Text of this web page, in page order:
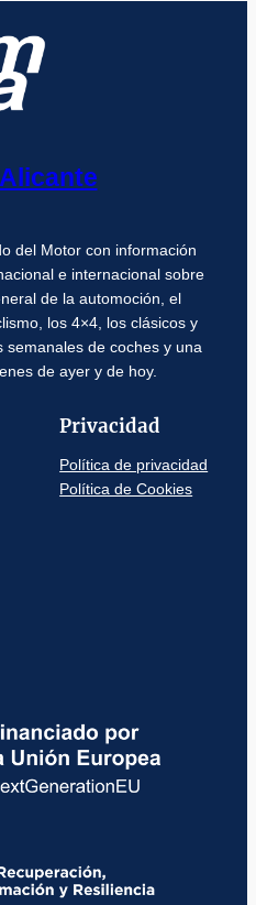
del Motor con información
e internacional sobre
de la automoción, el
los 4×4, los clásicos y
semanales de coches y una
de ayer y de hoy.
Privacidad
Política de privacidad
Política de Cookies